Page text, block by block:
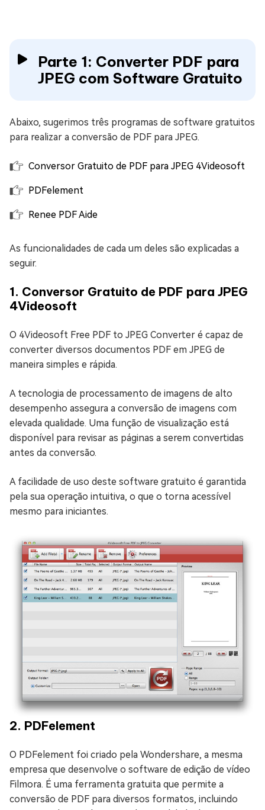
Parte 1: Converter PDF para
JPEG com Software Gratuito
Abaixo, sugerimos três programas de software gratuitos
para realizar a conversão de PDF para JPEG.
Conversor Gratuito de PDF para JPEG 4Videosoft
PDFelement
Renee PDF Aide
As funcionalidades de cada um deles são explicadas a
seguir.
1. Conversor Gratuito de PDF para JPEG
4Videosoft
O 4Videosoft Free PDF to JPEG Converter é capaz de
converter diversos documentos PDF em JPEG de
maneira simples e rápida.
A tecnologia de processamento de imagens de alto
desempenho assegura a conversão de imagens com
elevada qualidade. Uma função de visualização está
disponível para revisar as páginas a serem convertidas
antes da conversão.
A facilidade de uso deste software gratuito é garantida
pela sua operação intuitiva, o que o torna acessível
mesmo para iniciantes.
2. PDFelement
O PDFelement foi criado pela Wondershare, a mesma
empresa que desenvolve o software de edição de vídeo
Filmora. É uma ferramenta gratuita que permite a
conversão de PDF para diversos formatos, incluindo